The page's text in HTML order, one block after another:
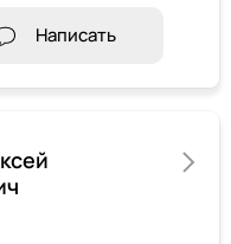
Написать